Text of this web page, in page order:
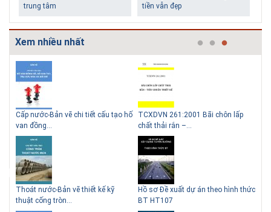
trung tâm
tiền vẫn đẹp
Lý do nên sử dụng gạch block
để xây nhà
Thiết kế nhà siêu nhỏ độc đáo
Xem nhiều nhất
Cấp nước-Bản vẽ chi tiết cấu tạo hố
van đồng...
Thoát nước-Bản vẽ thiết kế kỹ
thuật cống tròn...
TCXDVN 261:2001 Bãi chôn lấp
chất thải rắn –...
Hồ sơ Đề xuất dự án theo hình thức
BT HT107